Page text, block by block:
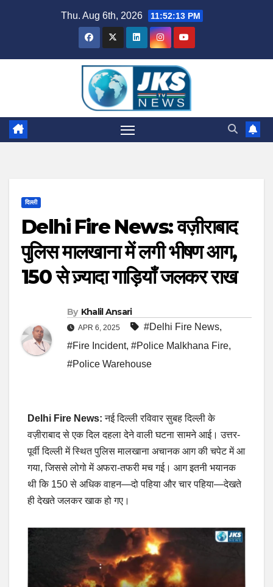
Thu. Aug 6th, 2026 11:52:14 PM
दिल्ली
Delhi Fire News: वज़ीराबाद
पुलिस मालखाना में लगी भीषण आग,
150 से ज़्यादा गाड़ियाँ जलकर राख
By Khalil Ansari
APR 6, 2025 #Delhi Fire News,
#Fire Incident, #Police Malkhana Fire,
#Police Warehouse
Delhi Fire News: नई दिल्ली रविवार सुबह दिल्ली के
वज़ीराबाद से एक दिल दहला देने वाली घटना सामने आई। उत्तर-
पूर्वी दिल्ली में स्थित पुलिस मालखाना अचानक आग की चपेट में आ
गया, जिससे लोगो में अफरा-तफरी मच गई। आग इतनी भयानक
थी कि 150 से अधिक वाहन—दो पहिया और चार पहिया—देखते
ही देखते जलकर खाक हो गए।